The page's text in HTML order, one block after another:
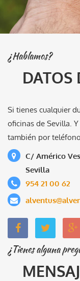
¿Hablamos?
DATOS
Si tienes cualquier
oficinas de Sevilla.
también por
C/ Américo
Sevilla
954 21 00 62
¿Tienes alguna